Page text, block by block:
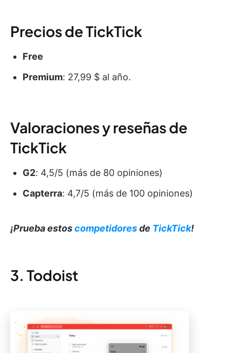
Precios de TickTick
Free
Premium: 27,99 $ al año.
Valoraciones y reseñas de
TickTick
G2: 4,5/5 (más de 80 opiniones)
Capterra: 4,7/5 (más de 100 opiniones)
¡Prueba estoscompetidoresde TickTick!
3. Todoist